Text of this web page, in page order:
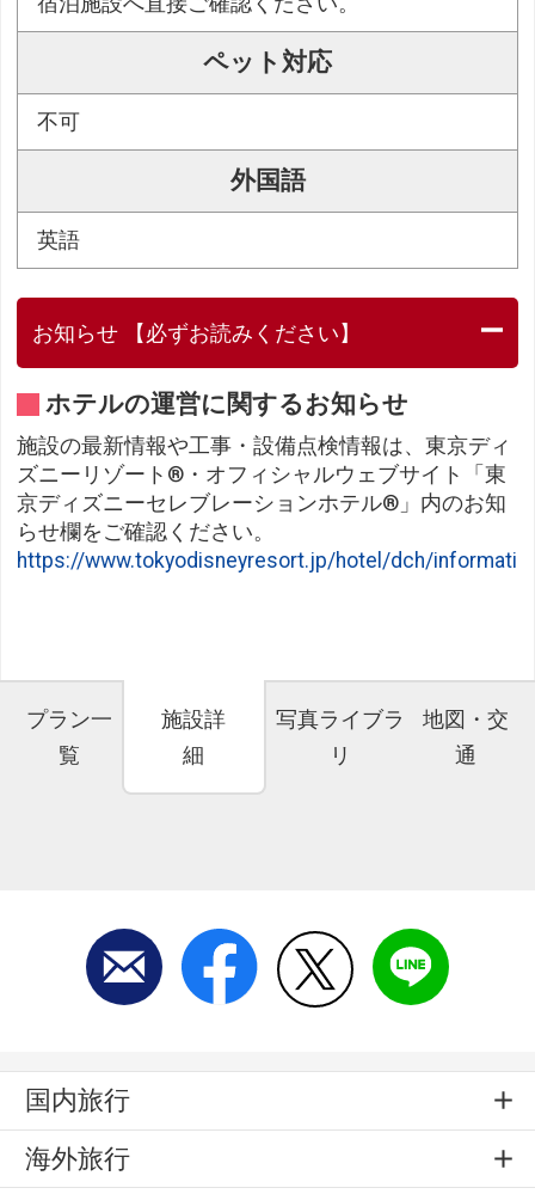
ペット対応
不可
外国語
英語
お知らせ 【必ずお読みください】
ホテルの運営に関するお知らせ
施設の最新情報や工事・設備点検情報は、東京ディ
ズニーリゾート®・オフィシャルウェブサイト「東
京ディズニーセレブレーションホテル®」内のお知
らせ欄をご確認ください。
https://www.tokyodisneyresort.jp/hotel/dch/
プラン一
覧
施設詳
細
写真ライブラ
リ
地図・交
通
国内旅行
海外旅行